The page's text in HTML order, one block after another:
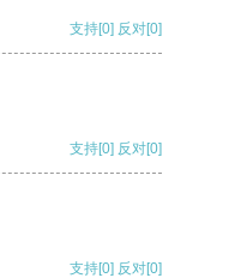
支持[0] 反对[0]
支持[0] 反对[0]
支持[0] 反对[0]